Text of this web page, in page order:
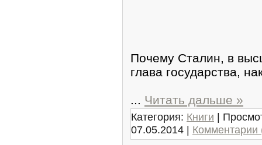
Почему Сталин, в
глава государства,
... Читать дальше »
Категория: Книги |
07.05.2014 | Комментарии